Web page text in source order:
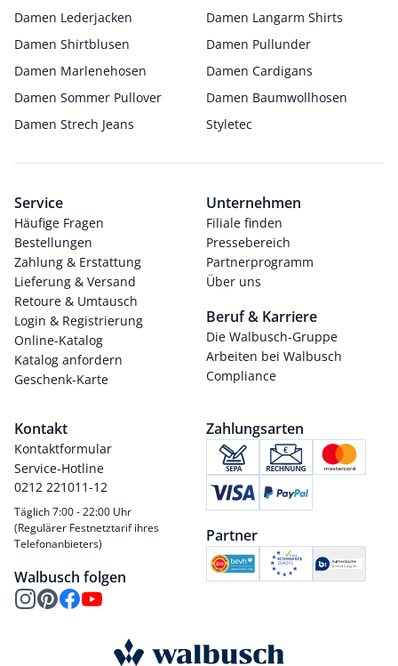
Damen Lederjacken
Damen Langarm Shirts
Damen Shirtblusen
Damen Pullunder
Damen Marlenehosen
Damen Cardigans
Damen Sommer Pullover
Damen Baumwollhosen
Damen Strech Jeans
Styletec
Service
Häufige Fragen
Bestellungen
Zahlung & Erstattung
Lieferung & Versand
Retoure & Umtausch
Login & Registrierung
Online-Katalog
Katalog anfordern
Geschenk-Karte
Unternehmen
Filiale finden
Pressebereich
Partnerprogramm
Über uns
Beruf & Karriere
Die Walbusch-Gruppe
Arbeiten bei Walbusch
Compliance
Kontakt
Kontaktformular
Service-Hotline
0212 221011-12
Täglich 7:00 - 22:00 Uhr
(Regulärer Festnetztarif ihres
Telefonanbieters)
Walbusch folgen
Zahlungsarten
Partner